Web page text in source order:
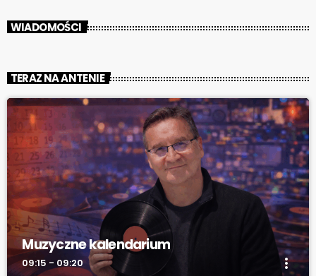
WIADOMOŚCI
TERAZ NA ANTENIE
Muzyczne kalendarium
09:15 - 09:20 more_vert